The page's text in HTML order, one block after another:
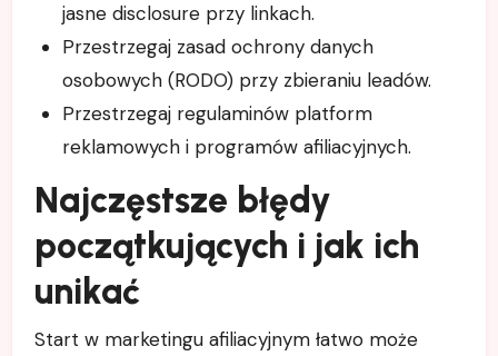
jasne disclosure przy linkach.
Przestrzegaj zasad ochrony danych
osobowych (RODO) przy zbieraniu leadów.
Przestrzegaj regulaminów platform
reklamowych i programów afiliacyjnych.
Najczęstsze błędy
początkujących i jak ich
unikać
Start w marketingu afiliacyjnym łatwo może